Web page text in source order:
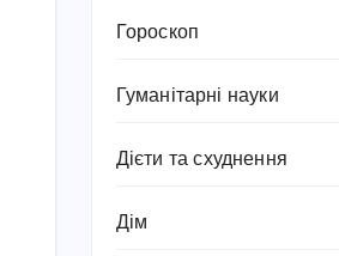
Гороскоп
Гуманітарні науки
Дієти та схуднення
Дім